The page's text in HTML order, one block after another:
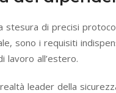
stesura di precisi
sono i requisiti
lavoro all’estero.
leader della